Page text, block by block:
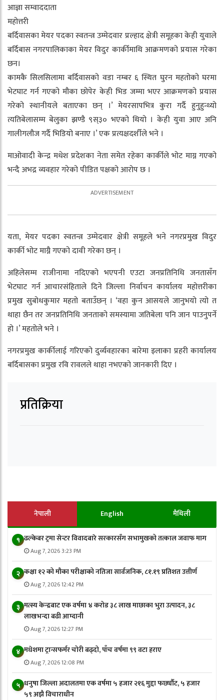
आज्ञा सम्वाददाता
महोत्तरी
बर्दिवासका मेयर पदका स्वतन्त्र उम्मेदवार प्रल्हाद क्षेत्री समूहका केही युवाले
बर्दिबास नगरपालिकाका मेयर विदुर कार्कीमाथि आक्रमणको प्रयास गरेका
छन।
कामकै सिलसिलामा बर्दिवासको वडा नम्बर ६ स्थित घुरन महतोको घरमा
भेटघाट गर्न गएको मौका छोपेर केही भिड जम्मा भएर आक्रमणको प्रयास
गरेको स्थानीयले बताएका छन् ।’ मेयरसापभित्र कुरा गर्दै हुनुहुन्थ्यो
त्यतिबेलासम्म बेलुका झण्डै ९स्३० भएको थियो । केही युवा आए अनि
गालीगलौज गर्दै भिडियो बनाए ।’ एक प्रत्यक्षदर्शीले भने ।
माओवादी केन्द्र मधेश प्रदेशका नेता समेत रहेका कार्कीले भोट माग्न गएको
भन्दै अभद्र व्यवहार गरेको पीडित पक्षको आरोप छ ।
यता, मेयर पदका स्वतन्त्र उम्मेदवार क्षेत्री समूहले भने नगरप्रमुख विदुर
कार्की भोट माग्नै गएको दावी गरेका छन् ।
अहिलेसम्म राजीनामा नदिएको भएपनी एउटा जनप्रतिनिधि जनतासँग
भेटघाट गर्न आचारसंहिताले दिने जिल्ला निर्वाचन कार्यालय महोत्तरीका
प्रमुख सुबोधकुमार महतो बताउँछन् । ‘वहा कुन आसयले जानुभयो त्यो त
थाहा छैन तर जनप्रतिनिधि जनताको समस्यामा जतिबेला पनि जान पाउनुपर्ने
हो ।’ महतोले भने ।
नगरप्रमुख कार्कीलाई गरिएको दुर्व्यवहारका बारेमा इलाका प्रहरी कार्यालय
बर्दिबासका प्रमुख रवि रावलले थाहा नभएको जानकारी दिए ।
प्रतिक्रिया
नेपाली English मैथिली
१ ढल्केबर ट्रमा सेन्टर विवादबारे सरकारसँग सभामुखको तत्काल जवाफ माग
Aug 7, 2026 3:23 PM
२ कक्षा १२ को मौका परीक्षाको नतिजा सार्वजनिक, ८१.१९ प्रतिशत उत्तीर्ण
Aug 7, 2026 12:42 PM
३ मत्स्य केन्द्रबाट एक वर्षमा ४ करोड ३८ लाख माछाका भुरा उत्पादन, ३८
लाखभन्दा बढी आम्दानी
Aug 7, 2026 12:27 PM
४ मधेशमा ट्रान्सफर्मर चोरी बढ्दो, पाँच वर्षमा ९९ वटा हराए
Aug 7, 2026 12:08 PM
५ धनुषा जिल्ला अदालतमा एक वर्षमा ५ हजार २१६ मुद्दा फर्छ्यौट, ५ हजार
५९ अझै विचाराधीन